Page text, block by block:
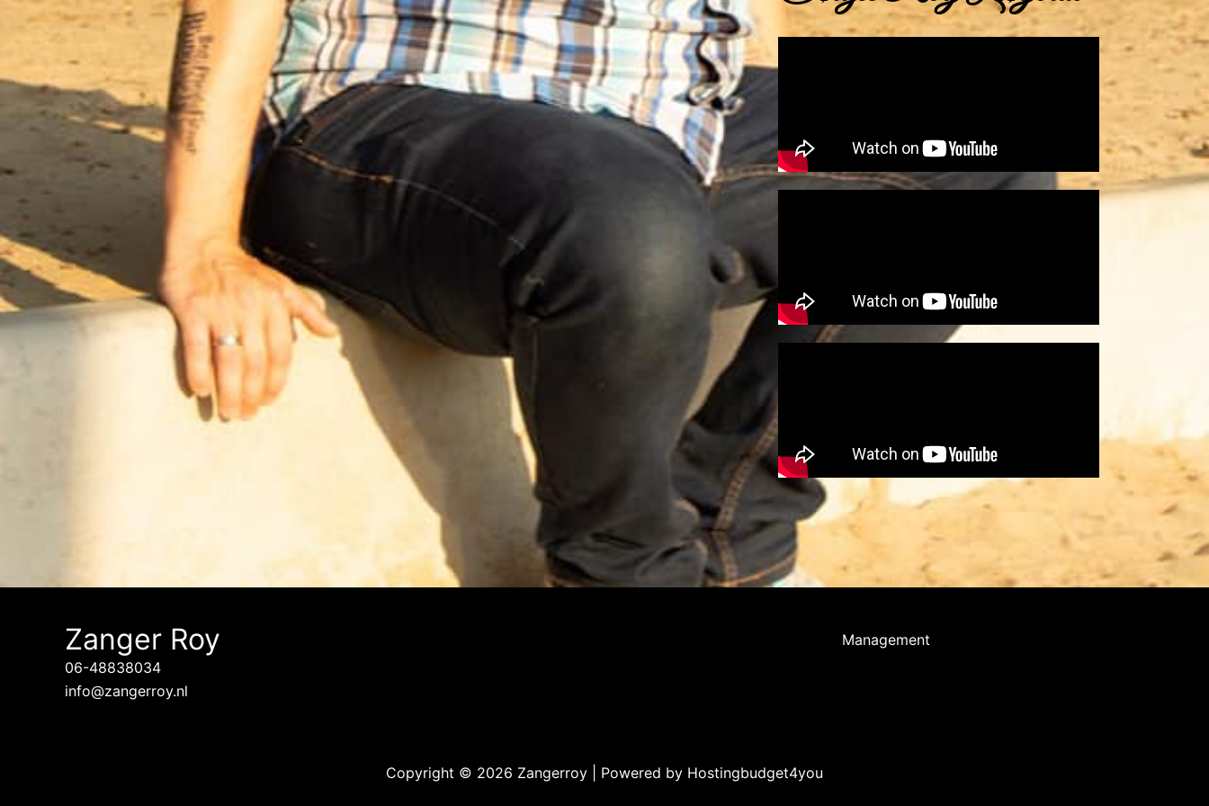
Zanger Roy
06-48838034
info@zangerroy.nl
Management
Copyright © 2026 Zangerroy | Powered by Hostingbudget4you